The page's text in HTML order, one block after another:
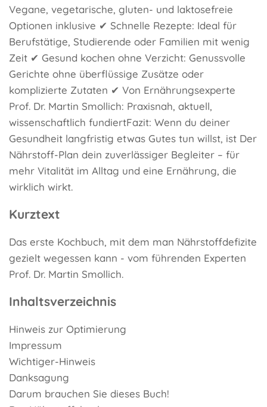
Vegane, vegetarische, gluten- und laktosefreie
Optionen inklusive ✔ Schnelle Rezepte: Ideal für
Berufstätige, Studierende oder Familien mit wenig
Zeit ✔ Gesund kochen ohne Verzicht: Genussvolle
Gerichte ohne überflüssige Zusätze oder
komplizierte Zutaten ✔ Von Ernährungsexperte
Prof. Dr. Martin Smollich: Praxisnah, aktuell,
wissenschaftlich fundiertFazit: Wenn du deiner
Gesundheit langfristig etwas Gutes tun willst, ist Der
Nährstoff-Plan dein zuverlässiger Begleiter – für
mehr Vitalität im Alltag und eine Ernährung, die
wirklich wirkt.
Kurztext
Das erste Kochbuch, mit dem man Nährstoffdefizite
gezielt wegessen kann - vom führenden Experten
Prof. Dr. Martin Smollich.
Inhaltsverzeichnis
Hinweis zur Optimierung
Impressum
Wichtiger-Hinweis
Danksagung
Darum brauchen Sie dieses Buch!